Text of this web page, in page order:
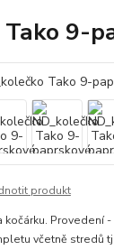
9-
produkt
Provedení
včetně stredů